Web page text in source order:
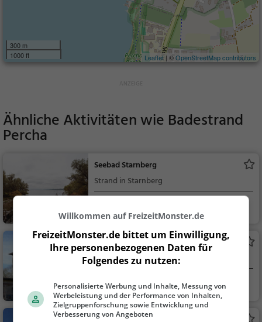
300 m
1000 ft
Leaflet| ©OpenStreetMap contributors
Ähnliche Aktivitäten wie Badestrand
Percha
Seebad Starnberg
Strand in Starnberg
Natur
Bucentaurpark Schiffswiesen mit
Planetenweg
Park in Starnberg
Starnberg
Familie & Kinder,
Natur
Willkommen auf FreizeitMonster.de
FreizeitMonster.de bittet um Einwilligung,
Ihre personenbezogenen Daten für
Folgendes zu nutzen:
Personalisierte Werbung und Inhalte, Messung von
Werbeleistung und der Performance von Inhalten,
Zielgruppenforschung sowie Entwicklung und
Verbesserung von Angeboten